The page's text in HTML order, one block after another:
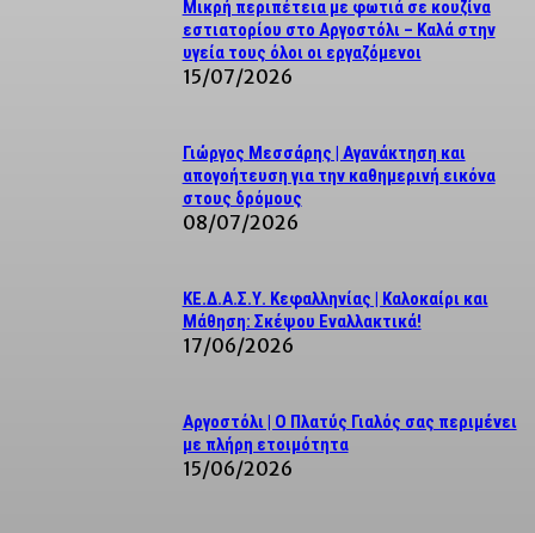
Μικρή περιπέτεια με φωτιά σε κουζίνα
εστιατορίου στο Αργοστόλι – Καλά στην
υγεία τους όλοι οι εργαζόμενοι
15/07/2026
Γιώργος Μεσσάρης | Αγανάκτηση και
απογοήτευση για την καθημερινή εικόνα
στους δρόμους
08/07/2026
ΚΕ.Δ.Α.Σ.Υ. Κεφαλληνίας | Καλοκαίρι και
Μάθηση: Σκέψου Εναλλακτικά!
17/06/2026
Αργοστόλι | Ο Πλατύς Γιαλός σας περιμένει
με πλήρη ετοιμότητα
15/06/2026